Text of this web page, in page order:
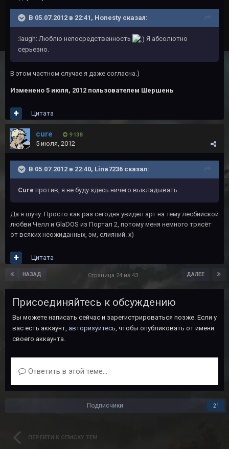
В 05.07.2012 в 22:41, Honesty сказал:
:laugh: Люблю непосредственность
Я абсолютно
серьезно.
В этом частном случае я даже согласна.)
Изменено 5 июля, 2012 пользователем Шершень
Цитата
cure 9 138
5 июля, 2012
В 05.07.2012 в 22:40, Lina7236 сказал:
Cure против, я не буду здесь ничего выкладывать.
Да я шучу. Просто как раз сегодня увидел арт на тему лесбийской
любви Челл и GlaDOS из Портал 2, потому меня немного трясёт
от всяких неожиданных, эм, слияний. х)
Цитата
НАЗАД ДАЛЕЕ
Страница 24 из 43
Присоединяйтесь к обсуждению
Вы можете написать сейчас и зарегистрироваться позже. Если у
вас есть аккаунт, авторизуйтесь, чтобы опубликовать от имени
своего аккаунта.
Ответить в этой теме...
Подписчики 21
ПЕРЕЙТИ К СПИСКУ ТЕМ